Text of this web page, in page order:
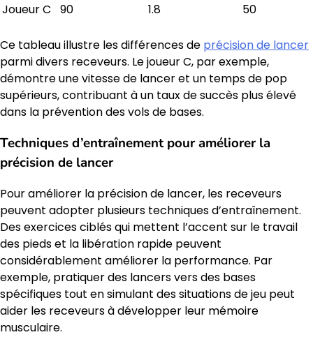
Joueur C
90 1.8 50
Ce tableau illustre les différences de précision de lancer
parmi divers receveurs. Le joueur C, par exemple,
démontre une vitesse de lancer et un temps de pop
supérieurs, contribuant à un taux de succès plus élevé
dans la prévention des vols de bases.
Techniques d’entraînement pour améliorer la
précision de lancer
Pour améliorer la précision de lancer, les receveurs
peuvent adopter plusieurs techniques d’entraînement.
Des exercices ciblés qui mettent l’accent sur le travail
des pieds et la libération rapide peuvent
considérablement améliorer la performance. Par
exemple, pratiquer des lancers vers des bases
spécifiques tout en simulant des situations de jeu peut
aider les receveurs à développer leur mémoire
musculaire.